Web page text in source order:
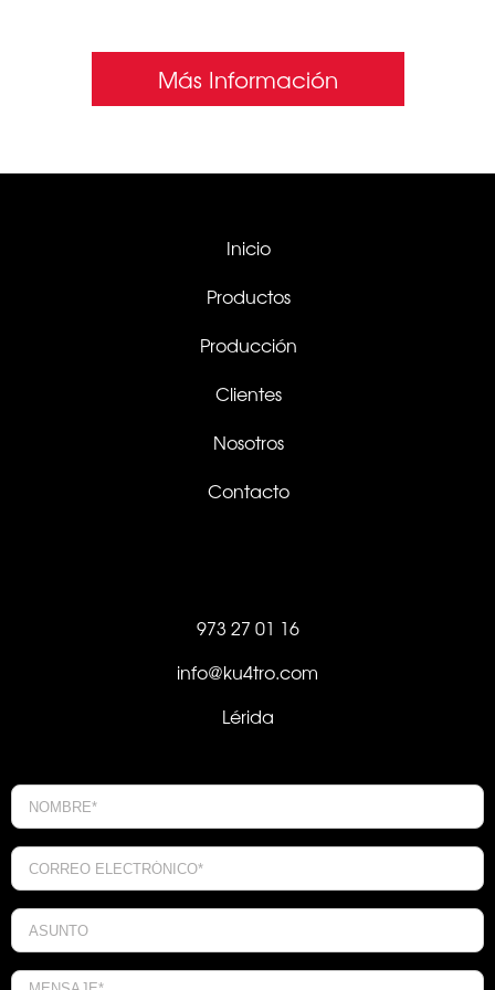
Más Información
Inicio
Productos
Producción
Clientes
Nosotros
Contacto
973 27 01 16
info@ku4tro.com
Lérida